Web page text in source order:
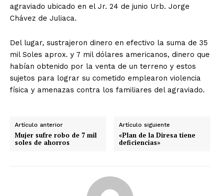
agraviado ubicado en el Jr. 24 de junio Urb. Jorge
Chávez de Juliaca.
Del lugar, sustrajeron dinero en efectivo la suma de 35
mil Soles aprox. y 7 mil dólares americanos, dinero que
habían obtenido por la venta de un terreno y estos
sujetos para lograr su cometido emplearon violencia
física y amenazas contra los familiares del agraviado.
Artículo anterior
Mujer sufre robo de 7 mil
soles de ahorros
Artículo siguiente
«Plan de la Diresa tiene
deficiencias»